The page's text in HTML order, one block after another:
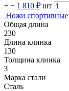
+ − 1 810 ₽ шт
Ножи спортивные
Общая длина
230
Длина клинка
130
Толщина клинка
3
Марка стали
Сталь